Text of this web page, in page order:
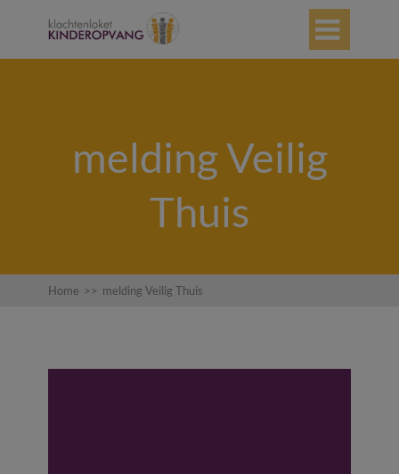

melding Veilig
Thuis
Home >> melding Veilig Thuis